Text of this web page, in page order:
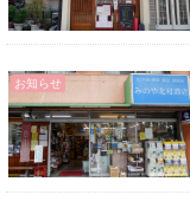
お知らせ